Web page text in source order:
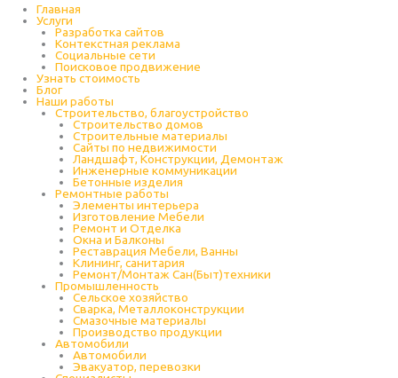
Главная
Услуги
Разработка сайтов
Контекстная реклама
Социальные сети
Поисковое продвижение
Узнать стоимость
Блог
Наши работы
Строительство, благоустройство
Строительство домов
Строительные материалы
Сайты по недвижимости
Ландшафт, Конструкции, Демонтаж
Инженерные коммуникации
Бетонные изделия
Ремонтные работы
Элементы интерьера
Изготовление Мебели
Ремонт и Отделка
Окна и Балконы
Реставрация Мебели, Ванны
Клининг, санитария
Ремонт/Монтаж Сан(Быт)техники
Промышленность
Cельское хозяйство
Сварка, Металлоконструкции
Cмазочные материалы
Производство продукции
Автомобили
Автомобили
Эвакуатор, перевозки